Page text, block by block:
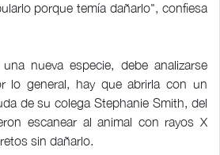
porque temía dañarlo", confiesa
nueva especie, debe analizarse
lo general, hay que abrirla con un
de su colega Stephanie Smith, del
escanear al animal con rayos X
sin dañarlo.